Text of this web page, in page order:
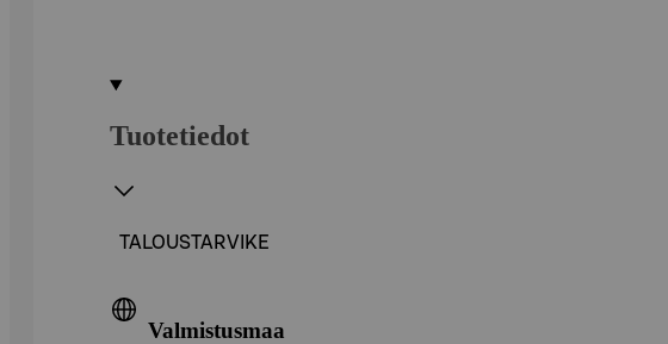
Tuotetiedot
TALOUSTARVIKE
Valmistusmaa